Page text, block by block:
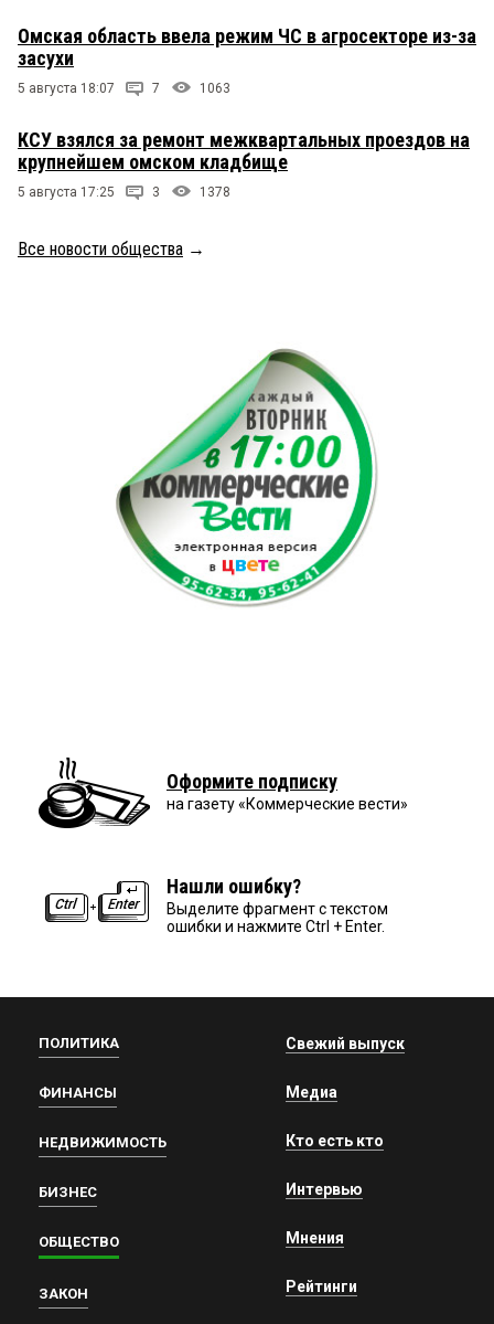
Омская область ввела режим ЧС в агросекторе из-за
засухи
5 августа 18:07 7 1063
КСУ взялся за ремонт межквартальных проездов на
крупнейшем омском кладбище
5 августа 17:25 3 1378
Все новости общества →
Оформите подписку
на газету «Коммерческие вести»
Нашли ошибку?
Выделите фрагмент с текстом
ошибки и нажмите Ctrl + Enter.
ПОЛИТИКА
ФИНАНСЫ
НЕДВИЖИМОСТЬ
БИЗНЕС
ОБЩЕСТВО
ЗАКОН
Свежий выпуск
Медиа
Кто есть кто
Интервью
Мнения
Рейтинги